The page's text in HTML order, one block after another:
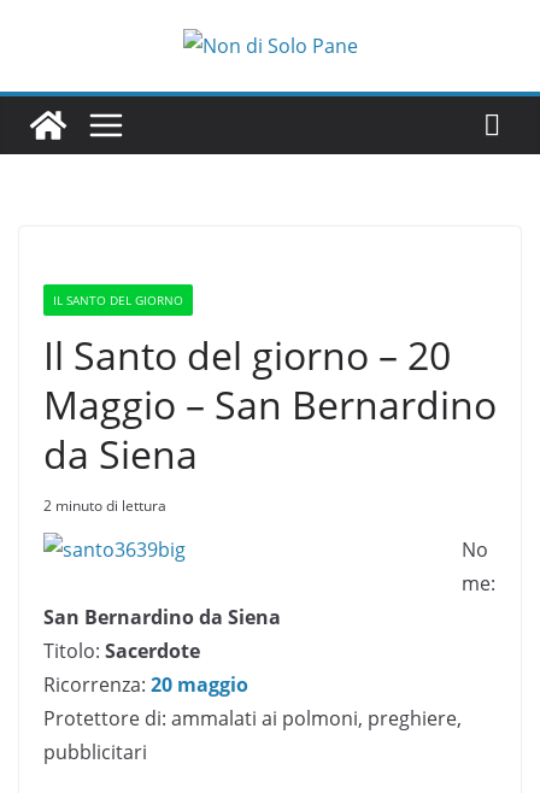
IL SANTO DEL GIORNO
Il Santo del giorno – 20
Maggio – San Bernardino
da Siena
2 minuto di lettura
No
me:
San Bernardino da Siena
Titolo: Sacerdote
Ricorrenza: 20 maggio
Protettore di: ammalati ai polmoni, preghiere,
pubblicitari